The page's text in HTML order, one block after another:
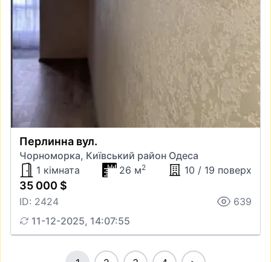
Перлинна вул.
Чорноморка, Київський район Одеса
1 кімната
26 м2 10 / 19 поверх
35 000 $
ID: 2424
639
11-12-2025, 14:07:55